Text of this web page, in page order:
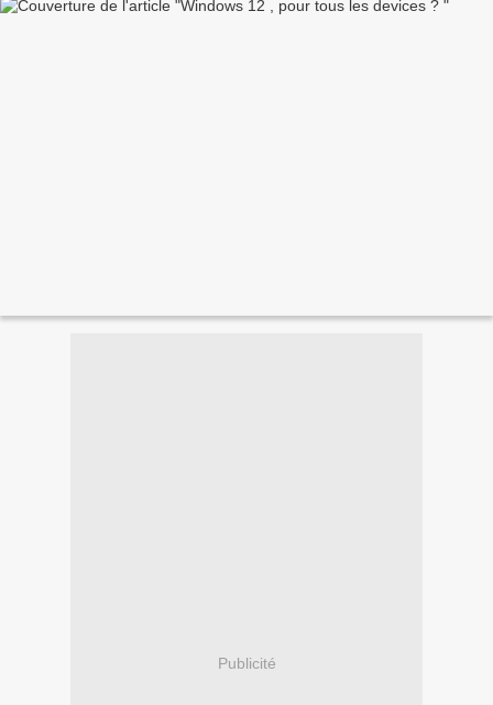
Publicité